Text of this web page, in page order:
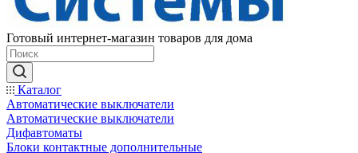
Готовый интернет-магазин товаров для дома
Каталог
Автоматические выключатели
Автоматические выключатели
Дифавтоматы
Блоки контактные дополнительные